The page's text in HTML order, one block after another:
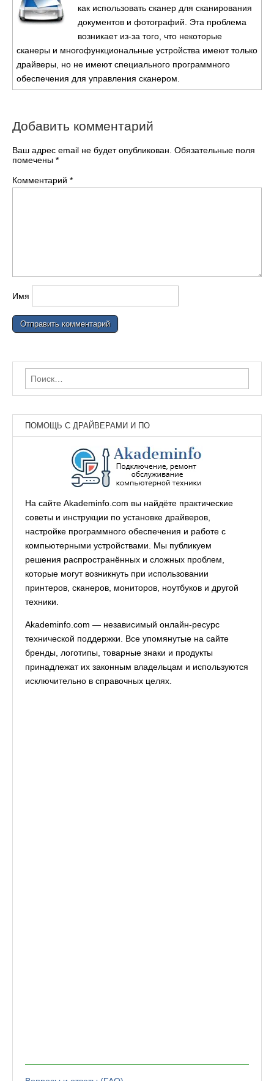
как использовать сканер для сканирования
документов и фотографий. Эта проблема
возникает из-за того, что некоторые
сканеры и многофункциональные устройства имеют только
драйверы, но не имеют специального программного
обеспечения для управления сканером.
Добавить комментарий
Ваш адрес email не будет опубликован. Обязательные поля
помечены *
Комментарий *
Имя
Найти:
ПОМОЩЬ С ДРАЙВЕРАМИ И ПО
На сайте Akademinfo.com вы найдёте практические
советы и инструкции по установке драйверов,
настройке программного обеспечения и работе с
компьютерными устройствами. Мы публикуем
решения распространённых и сложных проблем,
которые могут возникнуть при использовании
принтеров, сканеров, мониторов, ноутбуков и другой
техники.
Akademinfo.com — независимый онлайн-ресурс
технической поддержки. Все упомянутые на сайте
бренды, логотипы, товарные знаки и продукты
принадлежат их законным владельцам и используются
исключительно в справочных целях.